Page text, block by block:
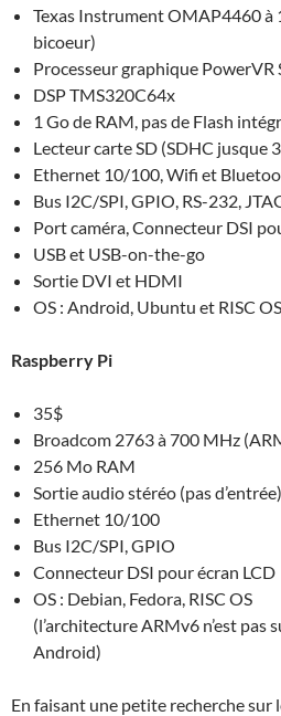
Texas Instrument OMAP4460 à
bicoeur)
Processeur graphique PowerVR
DSP TMS320C64x
1 Go de RAM, pas de Flash
Lecteur carte SD (SDHC jusque
Ethernet 10/100, Wifi et
Bus I2C/SPI, GPIO, RS-232,
Port caméra, Connecteur DSI
USB et USB-on-the-go
Sortie DVI et HDMI
OS : Android, Ubuntu et RISC OS
Raspberry Pi
35$
Broadcom 2763 à 700 MHz
256 Mo RAM
Sortie audio stéréo (pas d’entrée)
Ethernet 10/100
Bus I2C/SPI, GPIO
Connecteur DSI pour écran LCD
OS : Debian, Fedora, RISC OS
(l’architecture ARMv6 n’est
Android)
En faisant une petite recherche sur